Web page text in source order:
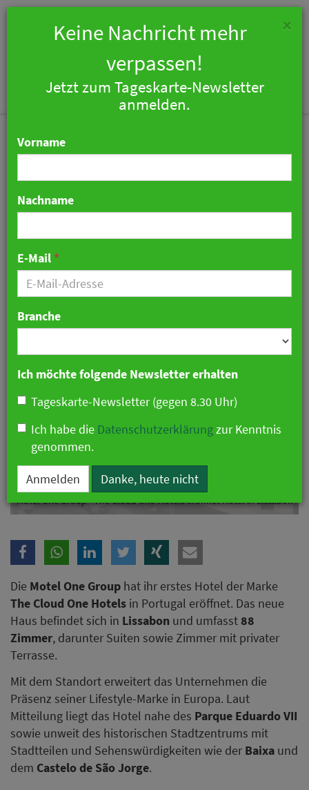
Motel One Group - The
Cloud One-Hotels eröffnet
Hotel in Lissabon
Motel One Group - The Cloud One-Hotels eröffnet Hotel in Lissabon
Die Motel One Group hat ihr erstes Hotel der Marke
The Cloud One Hotels in Portugal eröffnet. Das neue
Haus befindet sich in Lissabon und umfasst 88
Zimmer, darunter Suiten sowie Zimmer mit privater
Terrasse.
Mit dem Standort erweitert das Unternehmen die
Präsenz seiner Lifestyle-Marke in Europa. Laut
Mitteilung liegt das Hotel nahe des Parque Eduardo VII
sowie unweit des historischen Stadtzentrums mit
Stadtteilen und Sehenswürdigkeiten wie der Baixa und
dem Castelo de São Jorge.
×
Keine Nachricht mehr
verpassen!
Jetzt zum Tageskarte-Newsletter
anmelden.
Vorname
Nachname
E-Mail *
Branche
Ich möchte folgende Newsletter erhalten
Tageskarte-Newsletter (gegen 8.30 Uhr)
Ich habe die Datenschutzerklärungzur Kenntnis
genommen.
Anmelden Danke, heute nicht